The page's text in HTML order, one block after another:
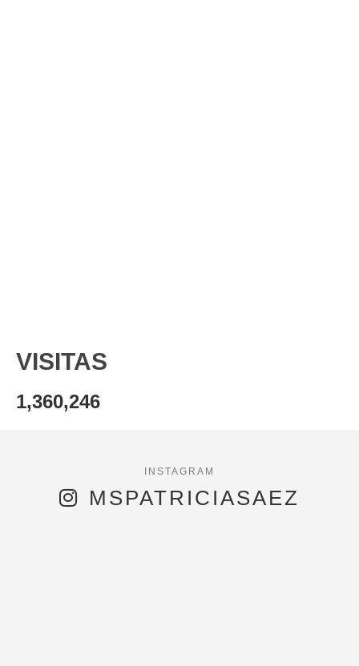
VISITAS
1,360,246
MSPATRICIASAEZ